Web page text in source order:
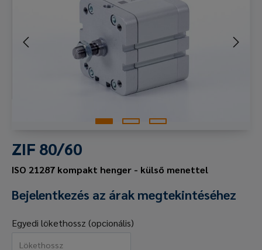
ZIF 80/60
ISO 21287 kompakt henger - külső menettel
Bejelentkezés az árak megtekintéséhez
Egyedi lökethossz (opcionális)